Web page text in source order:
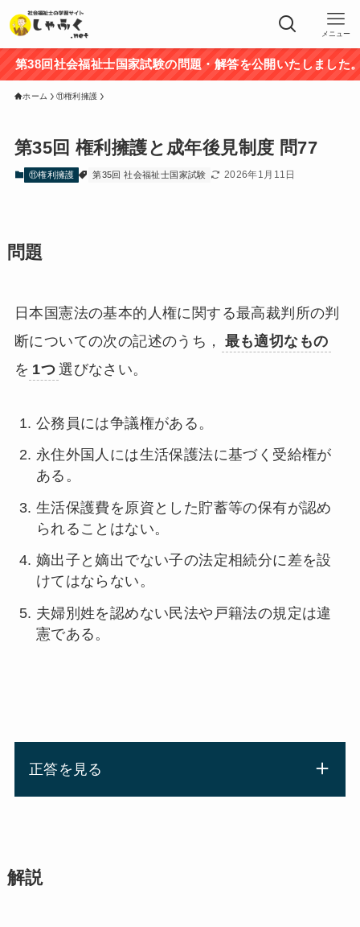
メニュー
回社会福祉士国家試験の問題・解答を公開いたしました。途
ホーム ⑪権利擁護
第35回 権利擁護と成年後見制度 問77
⑪権利擁護 第35回 社会福祉士国家試験 2026年1月11日
問題
日本国憲法の基本的人権に関する最高裁判所の判
断についての次の記述のうち，
最も適切なもの
を 1つ 選びなさい。
公務員には争議権がある。
永住外国人には生活保護法に基づく受給権が
ある。
生活保護費を原資とした貯蓄等の保有が認め
られることはない。
嫡出子と嫡出でない子の法定相続分に差を設
けてはならない。
夫婦別姓を認めない民法や戸籍法の規定は違
憲である。
正答を見る
解説